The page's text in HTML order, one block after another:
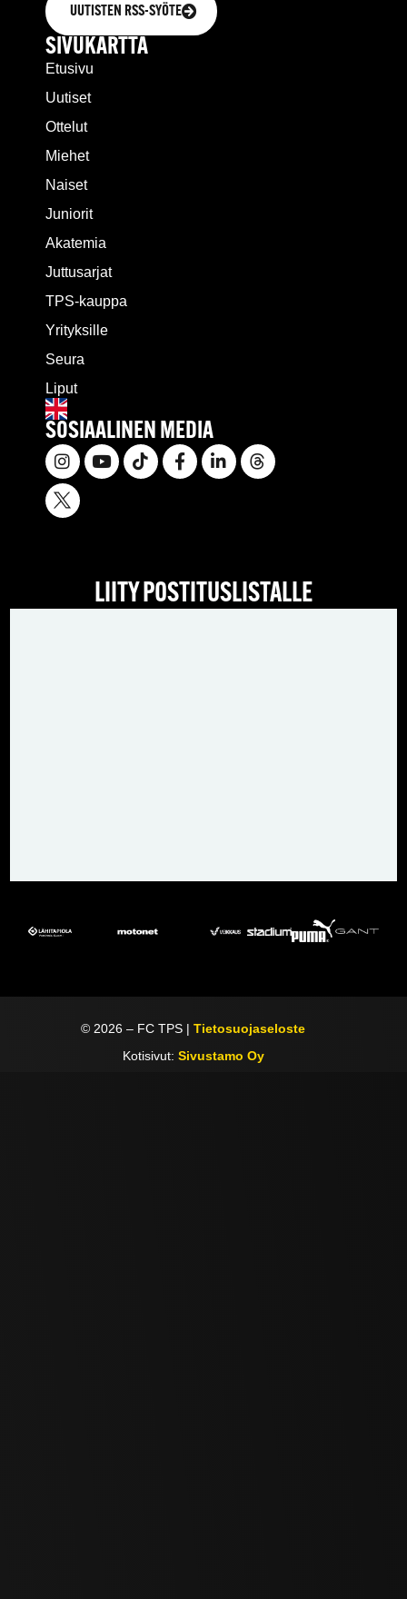
UUTISTEN RSS-SYÖTE
SIVUKARTTA
Etusivu
Uutiset
Ottelut
Miehet
Naiset
Juniorit
Akatemia
Juttusarjat
TPS-kauppa
Yrityksille
Seura
Liput
SOSIAALINEN MEDIA
LIITY POSTITUSLISTALLE
© 2026 – FC TPS |Tietosuojaseloste
Kotisivut: Sivustamo Oy